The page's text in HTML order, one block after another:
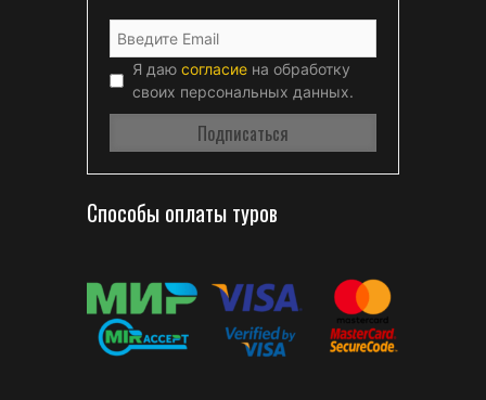
Я даю согласие на обработку
своих персональных данных.
Способы оплаты туров